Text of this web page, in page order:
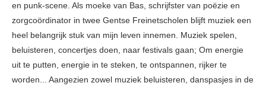
en punk-scene. Als moeke van Bas, schrijfster van poëzie en
zorgcoördinator in twee Gentse Freinetscholen blijft muziek een
heel belangrijk stuk van mijn leven innemen. Muziek spelen,
beluisteren, concertjes doen, naar festivals gaan; Om energie
uit te putten, energie in te steken, te ontspannen, rijker te
worden... Aangezien zowel muziek beluisteren, danspasjes in de